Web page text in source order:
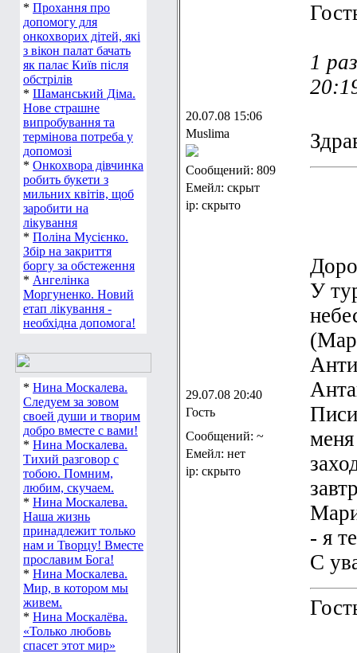
* Прохання про
допомогу для
онкохворих дітей, які
з вікон палат бачать
як палає Київ після
обстрілів
* Шаманський Діма.
Нове страшне
випробування та
термінова потреба у
допомозі
* Онкохвора дівчинка
робить букети з
мильних квітів, щоб
заробити на
лікування
* Поліна Мусієнко.
Збір на закриття
боргу за обстеження
* Ангелінка
Моргуненко. Новий
етап лікування -
необхідна допомога!
* Нина Москалева.
Следуем за зовом
своей души и творим
добро вместе с вами!
* Нина Москалева.
Тихий разговор с
тобою. Помним,
любим, скучаем.
* Нина Москалева.
Наша жизнь
принадлежит только
нам и Творцу! Вместе
прославим Бога!
* Нина Москалева.
Мир, в котором мы
живем.
* Нина Москалёва.
«Только любовь
спасет этот мир»
1
20.07.08 15:06
Muslima
Сообщений: 809
Емейл: скрыт
ip: скрыто
29.07.08 20:40
Гость
Сообщений: ~
Емейл: нет
ip: скрыто
У
- я
С